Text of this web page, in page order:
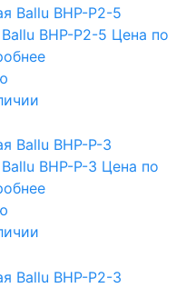
BHP-P2-5 Цена по
BHP-P-3 Цена по